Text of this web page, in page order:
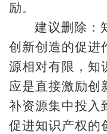
励。
建议删除：
创新创造的促进
源相对有限，知
应是直接激励创
补资源集中投入
促进知识产权的